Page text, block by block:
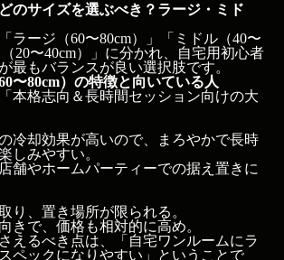
のサイズを選ぶべき？ラージ・ミド
ラージ（60〜80cm）」「ミドル（40〜
20〜40cm）」に分かれ、自宅用初心者
最もバランスが良い選択肢です。
〜80cm）の特徴と向いている人
本格志向＆長時間セッション向けの大
冷却効果が高いので、まろやかで長時
しみやすい。
舗やホームパーティーでの据え置きに
り、置き場所が限られる。
きで、価格も相対的に高め。
えるべき点は、「自宅ワンルームにラ
ペックになりやすい」ということで